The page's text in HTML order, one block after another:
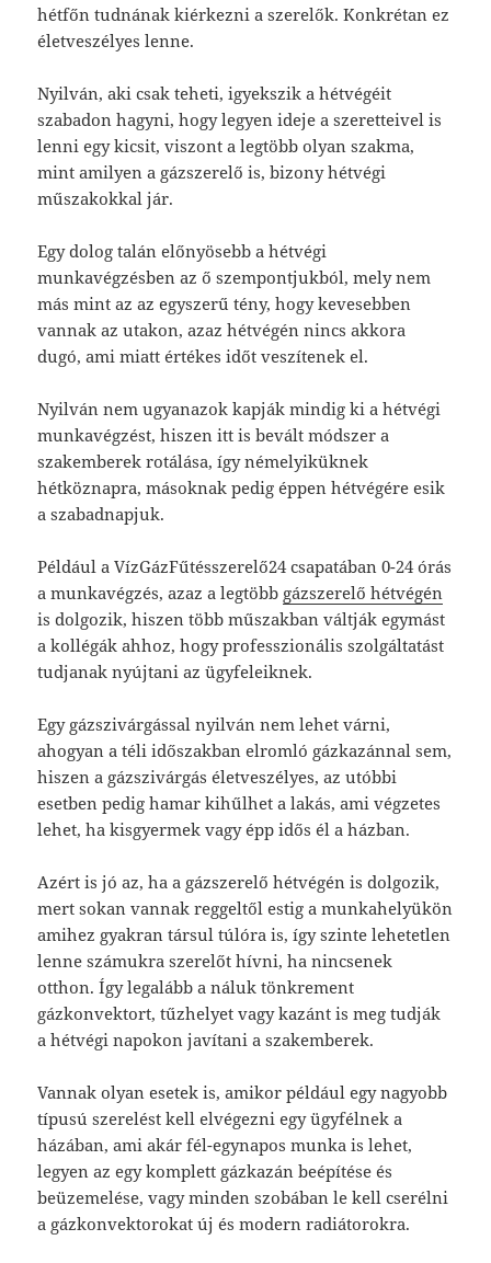
hétfőn tudnának kiérkezni a szerelők. Konkrétan ez
életveszélyes lenne.
Nyilván, aki csak teheti, igyekszik a hétvégéit
szabadon hagyni, hogy legyen ideje a szeretteivel is
lenni egy kicsit, viszont a legtöbb olyan szakma,
mint amilyen a gázszerelő is, bizony hétvégi
műszakokkal jár.
Egy dolog talán előnyösebb a hétvégi
munkavégzésben az ő szempontjukból, mely nem
más mint az az egyszerű tény, hogy kevesebben
vannak az utakon, azaz hétvégén nincs akkora
dugó, ami miatt értékes időt veszítenek el.
Nyilván nem ugyanazok kapják mindig ki a hétvégi
munkavégzést, hiszen itt is bevált módszer a
szakemberek rotálása, így némelyiküknek
hétköznapra, másoknak pedig éppen hétvégére esik
a szabadnapjuk.
Például a VízGázFűtésszerelő24 csapatában 0-24 órás
a munkavégzés, azaz a legtöbb gázszerelő hétvégén
is dolgozik, hiszen több műszakban váltják egymást
a kollégák ahhoz, hogy professzionális szolgáltatást
tudjanak nyújtani az ügyfeleiknek.
Egy gázszivárgással nyilván nem lehet várni,
ahogyan a téli időszakban elromló gázkazánnal sem,
hiszen a gázszivárgás életveszélyes, az utóbbi
esetben pedig hamar kihűlhet a lakás, ami végzetes
lehet, ha kisgyermek vagy épp idős él a házban.
Azért is jó az, ha a gázszerelő hétvégén is dolgozik,
mert sokan vannak reggeltől estig a munkahelyükön
amihez gyakran társul túlóra is, így szinte lehetetlen
lenne számukra szerelőt hívni, ha nincsenek
otthon. Így legalább a náluk tönkrement
gázkonvektort, tűzhelyet vagy kazánt is meg tudják
a hétvégi napokon javítani a szakemberek.
Vannak olyan esetek is, amikor például egy nagyobb
típusú szerelést kell elvégezni egy ügyfélnek a
házában, ami akár fél-egynapos munka is lehet,
legyen az egy komplett gázkazán beépítése és
beüzemelése, vagy minden szobában le kell cserélni
a gázkonvektorokat új és modern radiátorokra.